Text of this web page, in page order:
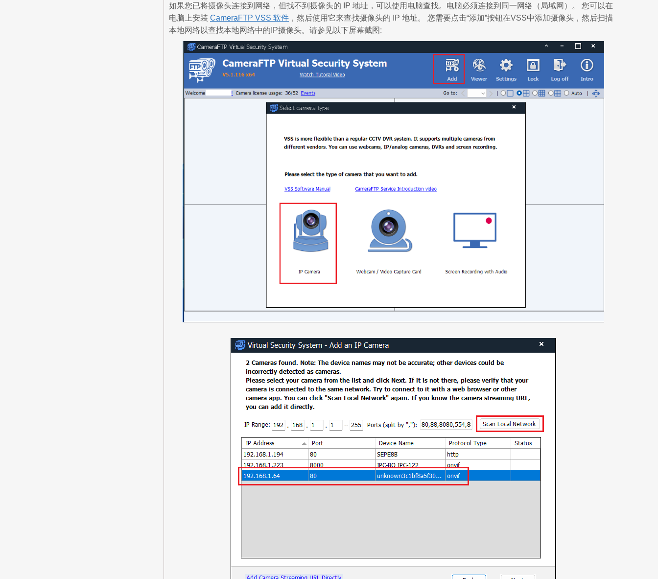
如果您已将摄像头连接到网络，但找不到摄像头的 IP 地址，可以使用电脑查找。电脑必须连接到同一网络（局域网）。 您可以在
电脑上安装 CameraFTP VSS 软件 ，然后使用它来查找摄像头的 IP 地址。 您需要点击“添加”按钮在VSS中添加摄像头，然后扫描
本地网络以查找本地网络中的IP摄像头。请参见以下屏幕截图: